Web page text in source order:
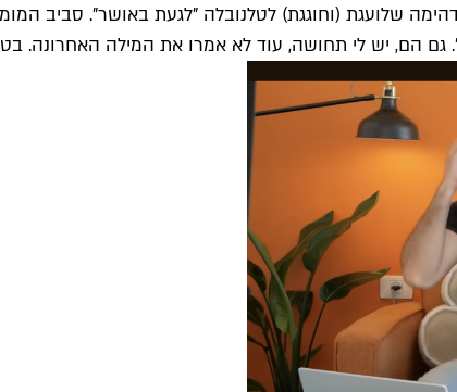
שלועגת (וחוגגת) לטלנובלה "לגעת באושר". סביב
גם הם, יש לי תחושה, עוד לא אמרו את המילה האחרונה.